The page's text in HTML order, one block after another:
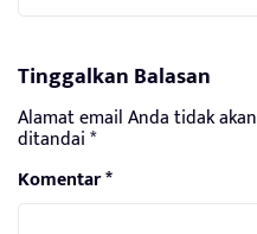
Tinggalkan Balasan
Alamat email Anda tidak
ditandai*
Komentar*